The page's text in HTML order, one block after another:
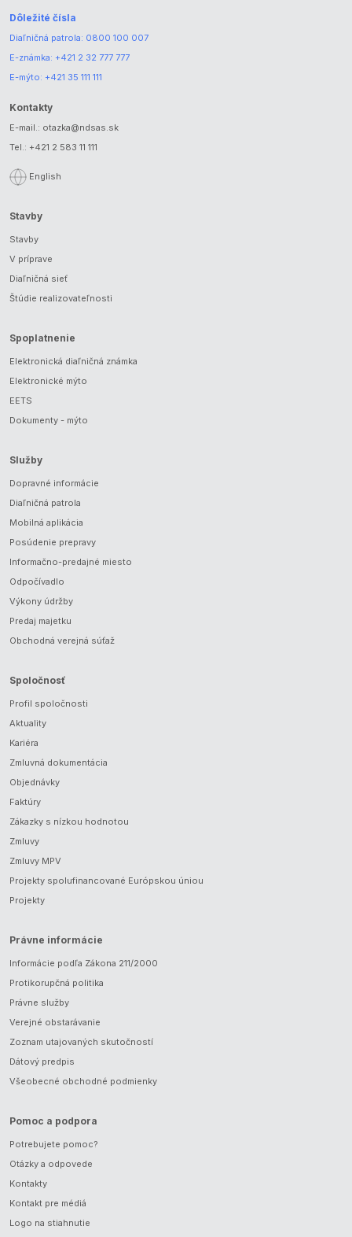
Dôležité čísla
Diaľničná patrola: 0800 100 007
E-známka: +421 2 32 777 777
E-mýto: +421 35 111 111
Kontakty
E-mail.: otazka@ndsas.sk
Tel.: +421 2 583 11 111
English
Stavby
Stavby
V príprave
Diaľničná sieť
Štúdie realizovateľnosti
Spoplatnenie
Elektronická diaľničná známka
Elektronické mýto
EETS
Dokumenty - mýto
Služby
Dopravné informácie
Diaľničná patrola
Mobilná aplikácia
Posúdenie prepravy
Informačno-predajné miesto
Odpočívadlo
Výkony údržby
Predaj majetku
Obchodná verejná súťaž
Spoločnosť
Profil spoločnosti
Aktuality
Kariéra
Zmluvná dokumentácia
Objednávky
Faktúry
Zákazky s nízkou hodnotou
Zmluvy
Zmluvy MPV
Projekty spolufinancované Európskou úniou
Projekty
Právne informácie
Informácie podľa Zákona 211/2000
Protikorupčná politika
Právne služby
Verejné obstarávanie
Zoznam utajovaných skutočností
Dátový predpis
Všeobecné obchodné podmienky
Pomoc a podpora
Potrebujete pomoc?
Otázky a odpovede
Kontakty
Kontakt pre médiá
Logo na stiahnutie